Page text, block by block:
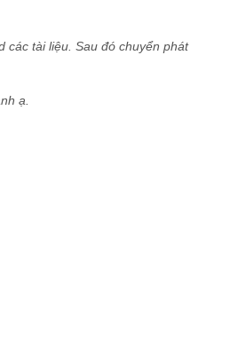
các tài liệu. Sau đó chuyển phát
ạ.